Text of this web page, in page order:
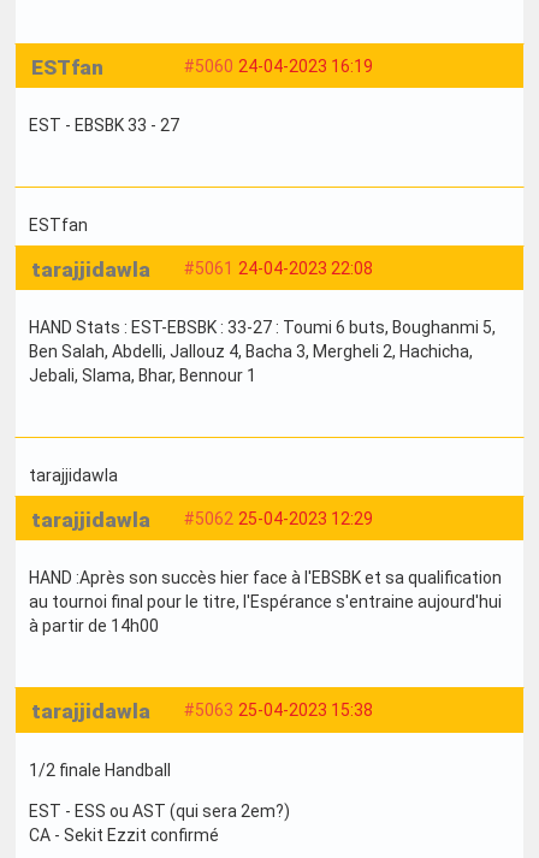
#5060 24-04-2023 16:19
ESTfan
EST - EBSBK 33 - 27
ESTfan
#5061 24-04-2023 22:08
tarajjidawla
HAND Stats : EST-EBSBK : 33-27 : Toumi 6 buts, Boughanmi 5,
Ben Salah, Abdelli, Jallouz 4, Bacha 3, Mergheli 2, Hachicha,
Jebali, Slama, Bhar, Bennour 1
tarajjidawla
#5062 25-04-2023 12:29
tarajjidawla
HAND :Après son succès hier face à l'EBSBK et sa qualification
au tournoi final pour le titre, l'Espérance s'entraine aujourd'hui
à partir de 14h00
#5063 25-04-2023 15:38
tarajjidawla
1/2 finale Handball
EST - ESS ou AST (qui sera 2em?)
CA - Sekit Ezzit confirmé